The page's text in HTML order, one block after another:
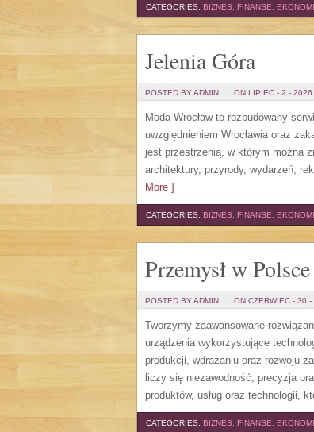
CATEGORIES: BIZNES, FINANSE,
Jelenia Góra
POSTED BY ADMIN ON LIPIEC - 2 - 2026
Moda Wrocław to rozbudowany
uwzględnieniem Wrocławia oraz
jest przestrzenią, w którym można
architektury, przyrody, wydarzeń,
More ]
CATEGORIES: BIZNES, FINANSE,
Przemysł w Polsce
POSTED BY ADMIN ON CZERWIEC - 30 -
Tworzymy zaawansowane
urządzenia wykorzystujące
produkcji, wdrażaniu oraz rozwoju
liczy się niezawodność, precyzja
produktów, usług oraz technologii,
CATEGORIES: BIZNES, FINANSE,